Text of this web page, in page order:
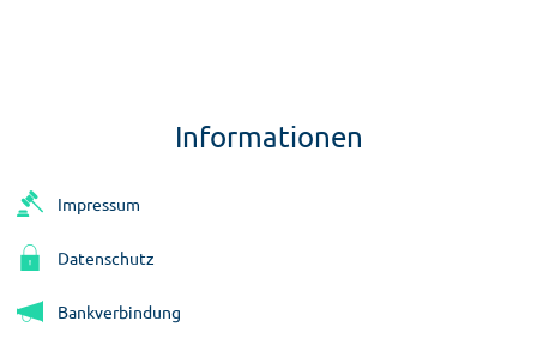
Informationen
Impressum
Datenschutz
Bankverbindung